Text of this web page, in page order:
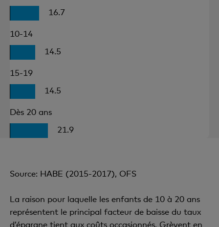
16.7
10-14
14.5
15-19
14.5
Dès 20 ans
21.9
Source: HABE (2015-2017), OFS
La raison pour laquelle les enfants de 10 à 20 ans
représentent le principal facteur de baisse du taux
d’épargne tient aux coûts occasionnés. Grèvent en